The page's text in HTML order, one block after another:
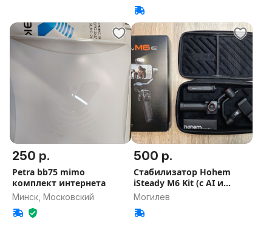
250 р.
Petra bb75 mimo
комплект интернета
Минск, Московский
500 р.
Стабилизатор Hohem
iSteady M6 Kit (с AI и
светом)
Могилев